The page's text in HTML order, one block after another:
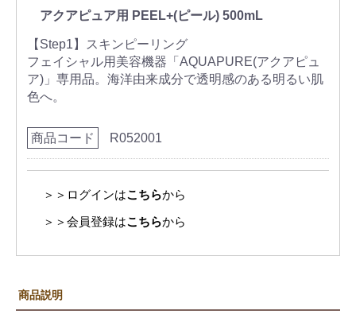
アクアピュア用 PEEL+(ピール) 500mL
【Step1】スキンピーリング
フェイシャル用美容機器「AQUAPURE(アクアピュ
ア)」専用品。海洋由来成分で透明感のある明るい肌
色へ。
商品コード R052001
＞＞ログインはこちらから
＞＞会員登録はこちらから
商品説明